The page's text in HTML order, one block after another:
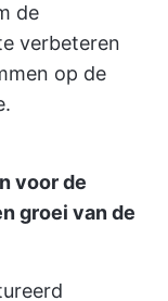
de
verbeteren
op de
voor de
groei van de